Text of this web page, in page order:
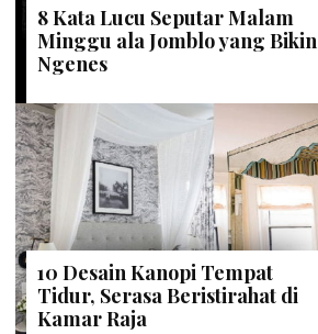
8 Kata Lucu Seputar Malam
Minggu ala Jomblo yang Bikin
Ngenes
10 Desain Kanopi Tempat
Tidur, Serasa Beristirahat di
Kamar Raja